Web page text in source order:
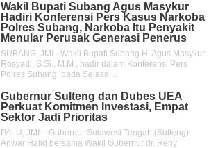
Wakil Bupati Subang Agus Masykur
Hadiri Konferensi Pers Kasus Narkoba
Polres Subang, Narkoba Itu Penyakit
Menular Perusak Generasi Penerus
SUBANG, JMI - Wakil Bupati Subang H. Agus Masykur
Rosyadi, S.Si., M.M., hadir dalam Konferensi Pers
Polres Subang, pada Selasa ...
Gubernur Sulteng dan Dubes UEA
Perkuat Komitmen Investasi, Empat
Sektor Jadi Prioritas
PALU, JMI – Gubernur Sulawesi Tengah (Sulteng)
Anwar Hafid bersama Wakil Gubernur dr. Reny